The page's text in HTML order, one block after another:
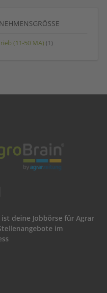
(11-50 MA) (1)
deine Jobbörse für Agrar
im